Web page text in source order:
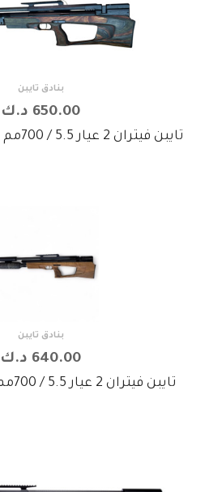
بنادق تايبن
650.00 د.ك
تايبن فيتران 2 عيار 5.5 / 700مم تاك ستوك اخضر
بنادق تايبن
640.00 د.ك
تايبن فيتران 2 عيار 5.5 / 700مم تاك ستوك بني